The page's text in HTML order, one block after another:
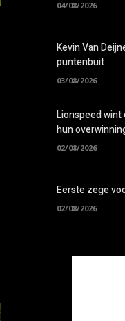
04/08/2026
Kevin Van
puntenbuit
03/08/2026
Lionspeed wint
hun
02/08/2026
Eerste zege
02/08/2026